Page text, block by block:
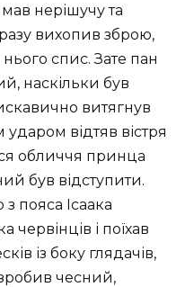
нерішучу та
вихопив зброю,
спис. Зате пан
наскільки був
витягнув
відтяв вістря
обличчя принца
був відступити.
пояса Ісаака
червінців і поїхав
із боку глядачів,
чесний,